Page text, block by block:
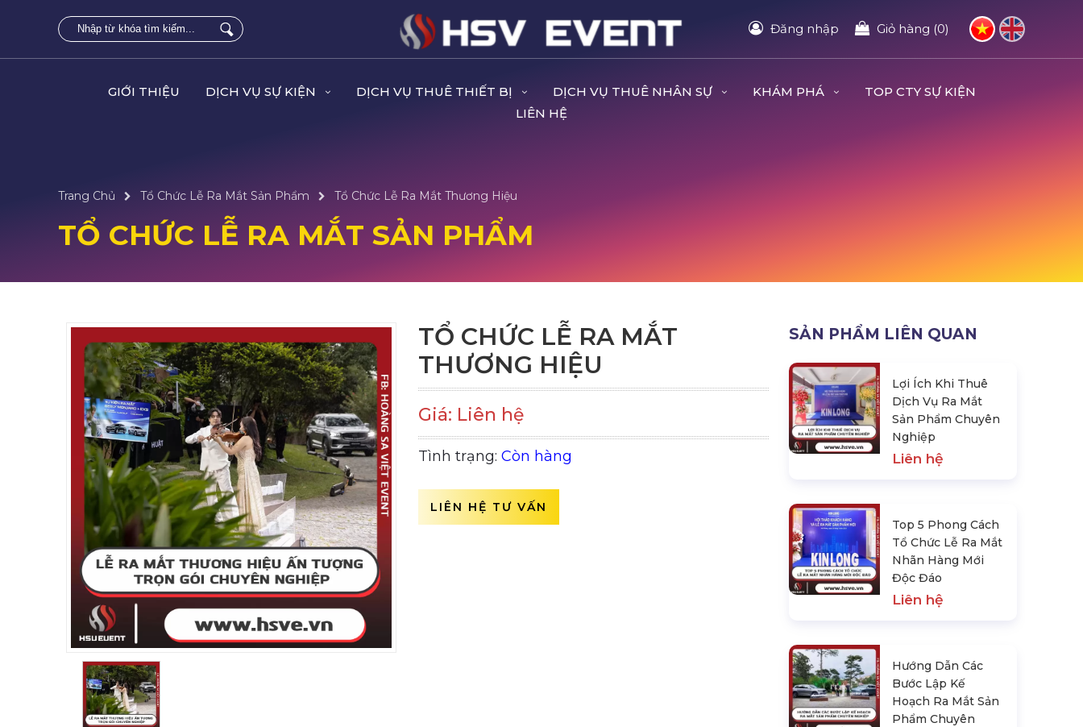
Đăng nhập Giỏ hàng (0)
GIỚI THIỆU DỊCH VỤ SỰ KIỆN DỊCH VỤ THUÊ THIẾT BỊ DỊCH VỤ THUÊ NHÂN SỰ KHÁM PHÁ
TOP CTY SỰ KIỆN
LIÊN HỆ
Trang Chủ Tổ Chức Lễ Ra Mắt Sản Phẩm Tổ Chức Lễ Ra Mắt Thương Hiệu
TỔ CHỨC LỄ RA MẮT SẢN PHẨM
TỔ CHỨC LỄ RA MẮT
THƯƠNG HIỆU
Giá: Liên hệ
Tình trạng: Còn hàng
LIÊN HỆ TƯ VẤN
SẢN PHẨM LIÊN QUAN
Lợi Ích Khi Thuê
Dịch Vụ Ra Mắt
Sản Phẩm Chuyên
Nghiệp
Liên hệ
Top 5 Phong Cách
Tổ Chức Lễ Ra Mắt
Nhãn Hàng Mới
Độc Đáo
Liên hệ
Hướng Dẫn Các
Bước Lập Kế
Hoạch Ra Mắt Sản
Phẩm Chuyên